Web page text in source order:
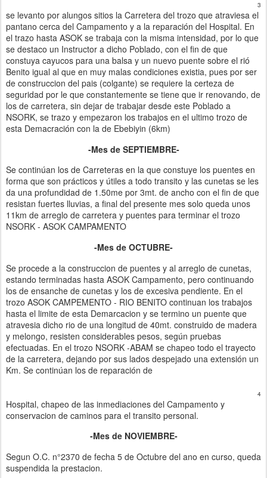
3
se levanto por alungos sitios la Carretera del trozo que atraviesa el
pantano cerca del Campamento y a la reparación del Hospital. En
el trazo hasta ASOK se trabaja con la misma intensidad, por lo que
se destaco un Instructor a dicho Poblado, con el fin de que
constuya cayucos para una balsa y un nuevo puente sobre el rió
Benito igual al que en muy malas condiciones existia, pues por ser
de construccion del pais (colgante) se requiere la certeza de
seguridad por le que constantemente se tiene que ir renovando, de
los de carretera, sin dejar de trabajar desde este Poblado a
NSORK, se trazo y empezaron los trabajos en el ultimo trozo de
esta Demacración con la de Ebebiyin (6km)
-Mes de SEPTIEMBRE-
Se continúan los de Carreteras en la que constuye los puentes en
forma que son prácticos y útiles a todo transito y las cunetas se les
da una profundidad de 1.50me por 3mt. de ancho con el fin de que
resistan fuertes lluvias, a final del presente mes solo queda unos
11km de arreglo de carretera y puentes para terminar el trozo
NSORK - ASOK CAMPAMENTO
-Mes de OCTUBRE-
Se procede a la construccion de puentes y al arreglo de cunetas,
estando terminadas hasta ASOK Campamento, pero continuando
los de ensanche de cunetas y los de excesiva pendiente. En el
trozo ASOK CAMPEMENTO - RIO BENITO continuan los trabajos
hasta el limite de esta Demarcacion y se termino un puente que
atravesia dicho rio de una longitud de 40mt. construido de madera
y melongo, resisten considerables pesos, según pruebas
efectuadas. En el trozo NSORK -ABAM se chapeo todo el trayecto
de la carretera, dejando por sus lados despejado una extensión un
Km. Se continúan los de reparación de
4
Hospital, chapeo de las inmediaciones del Campamento y
conservacion de caminos para el transito personal.
-Mes de NOVIEMBRE-
Segun O.C. n°2370 de fecha 5 de Octubre del ano en curso, queda
suspendida la prestacion.